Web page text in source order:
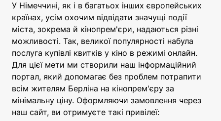
У Німеччині, як і в багатьох інших європейських
країнах, усім охочим відвідати значущі події
міста, зокрема й кінопрем'єри, надаються різні
можливості. Так, великої популярності набула
послуга купівлі квитків у кіно в режимі онлайн.
Для цієї мети ми створили наш інформаційний
портал, який допомагає без проблем потрапити
всім жителям Берліна на кінопрем'єру за
мінімальну ціну. Оформляючи замовлення через
наш сайт, ви отримуєте такі привілеї: